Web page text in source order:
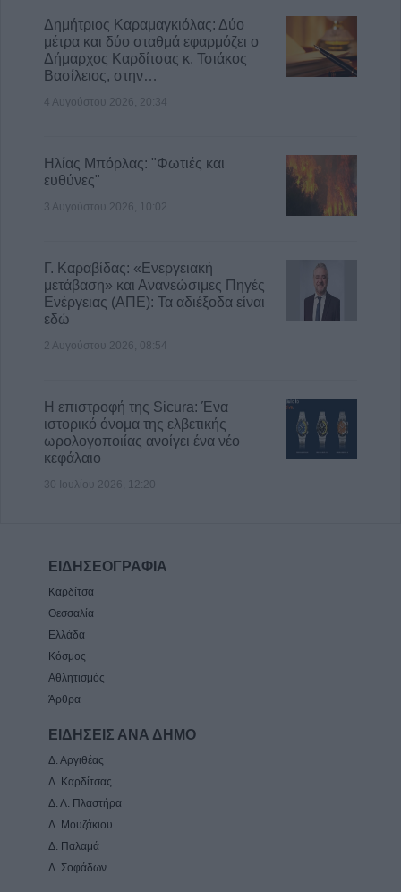
Δημήτριος Καραμαγκιόλας: Δύο
μέτρα και δύο σταθμά εφαρμόζει ο
Δήμαρχος Καρδίτσας κ. Τσιάκος
Βασίλειος, στην…
4 Αυγούστου 2026, 20:34
Ηλίας Μπόρλας: "Φωτιές και
ευθύνες"
3 Αυγούστου 2026, 10:02
Γ. Καραβίδας: «Ενεργειακή
μετάβαση» και Ανανεώσιμες Πηγές
Ενέργειας (ΑΠΕ): Τα αδιέξοδα είναι
εδώ
2 Αυγούστου 2026, 08:54
Η επιστροφή της Sicura: Ένα
ιστορικό όνομα της ελβετικής
ωρολογοποιίας ανοίγει ένα νέο
κεφάλαιο
30 Ιουλίου 2026, 12:20
ΕΙΔΗΣΕΟΓΡΑΦΙΑ
Καρδίτσα
Θεσσαλία
Ελλάδα
Κόσμος
Αθλητισμός
Άρθρα
ΕΙΔΗΣΕΙΣ ΑΝΑ ΔΗΜΟ
Δ. Αργιθέας
Δ. Καρδίτσας
Δ. Λ. Πλαστήρα
Δ. Μουζάκιου
Δ. Παλαμά
Δ. Σοφάδων